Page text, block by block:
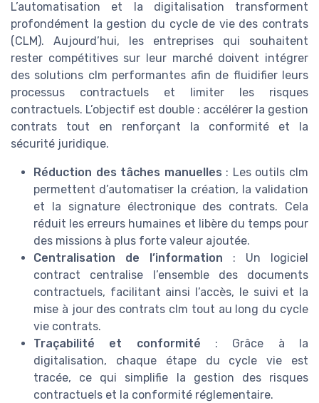
L’automatisation et la digitalisation transforment
profondément la gestion du cycle de vie des contrats
(CLM). Aujourd’hui, les entreprises qui souhaitent
rester compétitives sur leur marché doivent intégrer
des solutions clm performantes afin de fluidifier leurs
processus contractuels et limiter les risques
contractuels. L’objectif est double : accélérer la gestion
contrats tout en renforçant la conformité et la
sécurité juridique.
Réduction des tâches manuelles : Les outils clm
permettent d’automatiser la création, la validation
et la signature électronique des contrats. Cela
réduit les erreurs humaines et libère du temps pour
des missions à plus forte valeur ajoutée.
Centralisation de l’information : Un logiciel
contract centralise l’ensemble des documents
contractuels, facilitant ainsi l’accès, le suivi et la
mise à jour des contrats clm tout au long du cycle
vie contrats.
Traçabilité et conformité : Grâce à la
digitalisation, chaque étape du cycle vie est
tracée, ce qui simplifie la gestion des risques
contractuels et la conformité réglementaire.